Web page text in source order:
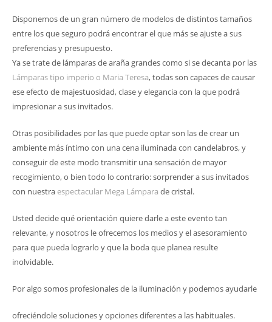
Disponemos de un gran número de modelos de distintos tamaños
entre los que seguro podrá encontrar el que más se ajuste a sus
preferencias y presupuesto.
Ya se trate de lámparas de araña grandes como si se decanta por las
Lámparas tipo imperio o Maria Teresa, todas son capaces de causar
ese efecto de majestuosidad, clase y elegancia con la que podrá
impresionar a sus invitados.
Otras posibilidades por las que puede optar son las de crear un
ambiente más íntimo con una cena iluminada con candelabros, y
conseguir de este modo transmitir una sensación de mayor
recogimiento, o bien todo lo contrario: sorprender a sus invitados
con nuestra espectacular Mega Lámpara de cristal.
Usted decide qué orientación quiere darle a este evento tan
relevante, y nosotros le ofrecemos los medios y el asesoramiento
para que pueda lograrlo y que la boda que planea resulte
inolvidable.
Por algo somos profesionales de la iluminación y podemos ayudarle
ofreciéndole soluciones y opciones diferentes a las habituales.